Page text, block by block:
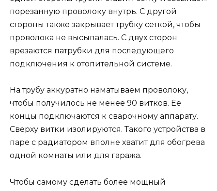
порезанную проволоку внутрь. С другой
стороны также закрывает трубку сеткой, чтобы
проволока не высыпалась. С двух сторон
врезаются патрубки для последующего
подключения к отопительной системе.
На трубу аккуратно наматываем проволоку,
чтобы получилось не менее 90 витков. Ее
концы подключаются к сварочному аппарату.
Сверху витки изолируются. Такого устройства в
паре с радиатором вполне хватит для обогрева
одной комнаты или для гаража.
Чтобы самому сделать более мощный